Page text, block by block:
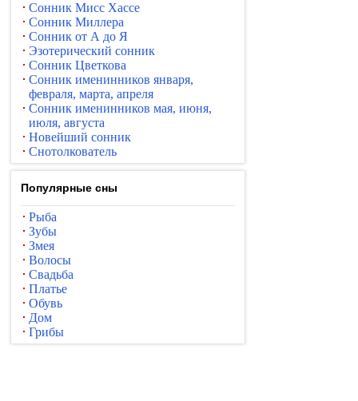
Сонник Мисс Хассе
Сонник Миллера
Сонник от А до Я
Эзотерический сонник
Сонник Цветкова
Сонник именинников января,
февраля, марта, апреля
Сонник именинников мая, июня,
июля, августа
Новейший сонник
Снотолкователь
Популярные сны
Рыба
Зубы
Змея
Волосы
Свадьба
Платье
Обувь
Дом
Грибы